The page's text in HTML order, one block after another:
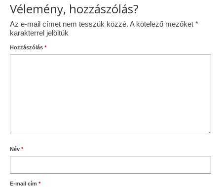
Vélemény, hozzászólás?
Az e-mail címet nem tesszük közzé. A kötelező mezőket *
karakterrel jelöltük
Hozzászólás *
Név *
E-mail cím *